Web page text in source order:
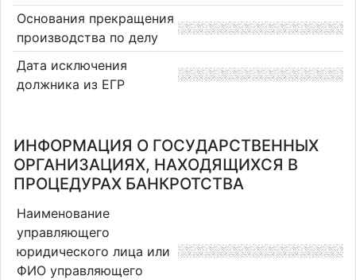
Основания прекращения
производства по делу
Дата исключения
должника из ЕГР
ИНФОРМАЦИЯ О ГОСУДАРСТВЕННЫХ
ОРГАНИЗАЦИЯХ, НАХОДЯЩИХСЯ В
ПРОЦЕДУРАХ БАНКРОТСТВА
Наименование
управляющего
юридического лица или
ФИО управляющего